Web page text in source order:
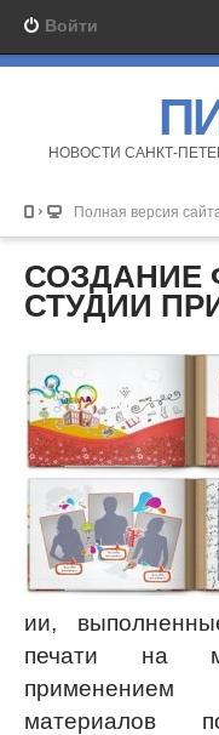
Войти
НОВОСТИ САНКТ-
Полная версия
СОЗДАНИЕ
СТУДИИ
ии,
печати на
применением
материалов